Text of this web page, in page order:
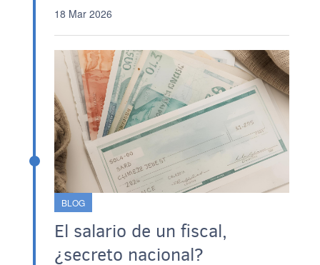
18 Mar 2026
BLOG
El salario de un fiscal,
¿secreto nacional?